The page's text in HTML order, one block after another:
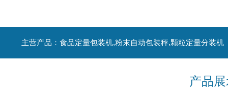
主营产品：食品定量包装机,粉末自动包装秤,颗粒定量分装机
产品